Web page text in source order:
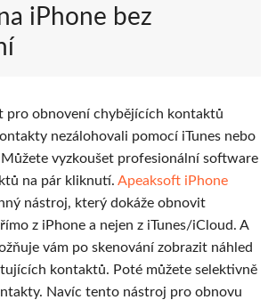
iPhone bez
pro obnovení chybějících kontaktů
nezálohovali pomocí iTunes nebo
vyzkoušet profesionální software
na pár kliknutí. Apeaksoft iPhone
nástroj, který dokáže obnovit
z iPhone a nejen z iTunes/iCloud. A
vám po skenování zobrazit náhled
kontaktů. Poté můžete selektivně
Navíc tento nástroj pro obnovu